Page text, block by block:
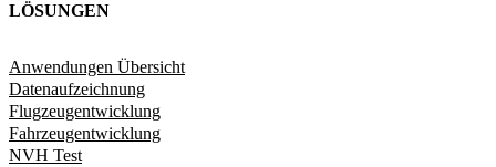
LÖSUNGEN
Anwendungen Übersicht
Datenaufzeichnung
Flugzeugentwicklung
Fahrzeugentwicklung​
NVH Test